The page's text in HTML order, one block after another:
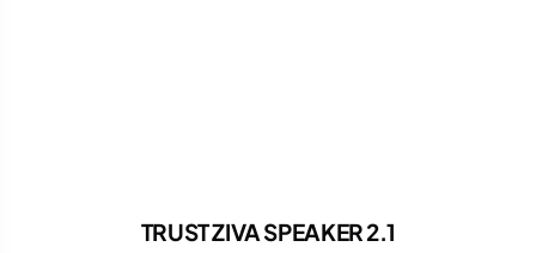
TRUST ZIVA SPEAKER 2.1